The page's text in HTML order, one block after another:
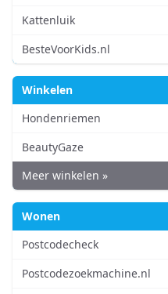
Kattenluik
BesteVoorKids.nl
Winkelen
Hondenriemen
BeautyGaze
Meer winkelen »
Wonen
Postcodecheck
Postcodezoekmachine.nl